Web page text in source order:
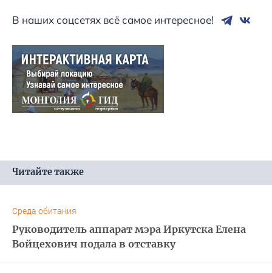
В наших соцсетях всё самое интересное!
Читайте также
Среда обитания
Руководитель аппарат мэра Иркутска Елена
Войцехович подала в отставку